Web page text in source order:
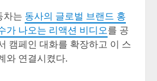
차는 동사의 글로벌 브랜드 홍
가 나오는 리액션 비디오를 공
캠페인 대화를 확장하고 이 스
와 연결시켰다.